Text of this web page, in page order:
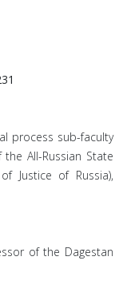
process sub-faculty
All-Russian State
Justice of Russia),
of the Dagestan